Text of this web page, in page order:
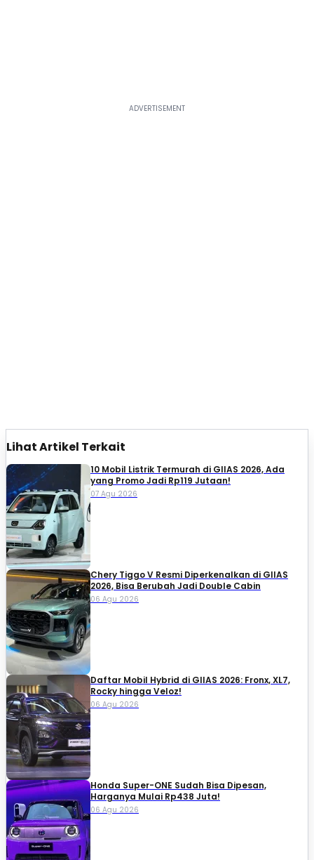
Lihat Artikel Terkait
10 Mobil Listrik Termurah di GIIAS 2026, Ada
yang Promo Jadi Rp119 Jutaan!
07 Agu 2026
Chery Tiggo V Resmi Diperkenalkan di GIIAS
2026, Bisa Berubah Jadi Double Cabin
06 Agu 2026
Daftar Mobil Hybrid di GIIAS 2026: Fronx, XL7,
Rocky hingga Veloz!
06 Agu 2026
Honda Super-ONE Sudah Bisa Dipesan,
Harganya Mulai Rp438 Juta!
06 Agu 2026